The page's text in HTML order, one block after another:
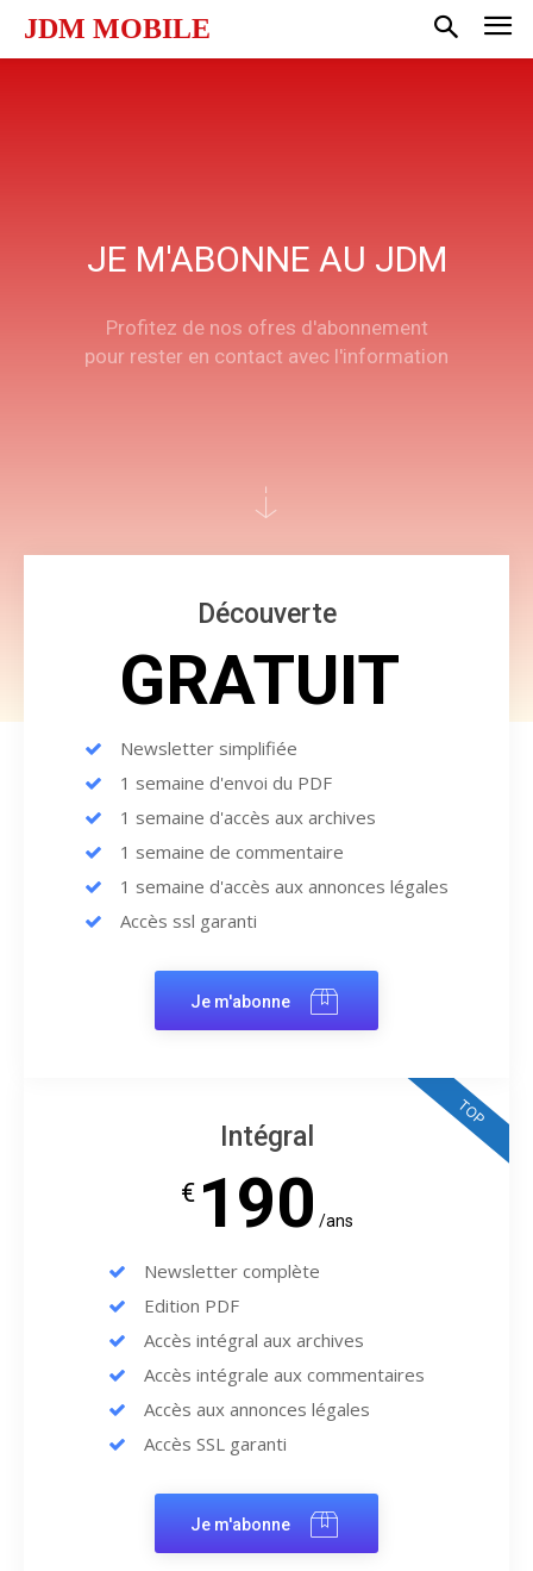
JDM MOBILE
JE M'ABONNE AU JDM
Profitez de nos ofres d'abonnement
pour rester en contact avec l'information
Découverte
GRATUIT
Newsletter simplifiée
1 semaine d'envoi du PDF
1 semaine d'accès aux archives
1 semaine de commentaire
1 semaine d'accès aux annonces légales
Accès ssl garanti
Je m'abonne
TOP
Intégral
€ 190 /ans
Newsletter complète
Edition PDF
Accès intégral aux archives
Accès intégrale aux commentaires
Accès aux annonces légales
Accès SSL garanti
Je m'abonne